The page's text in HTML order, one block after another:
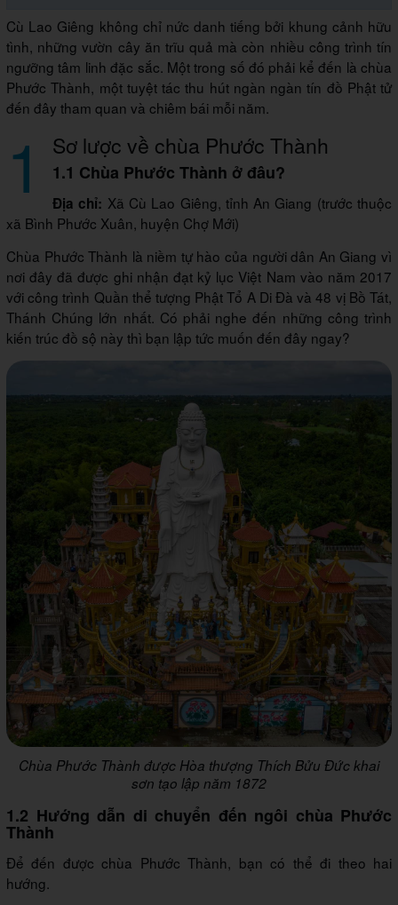
Cù Lao Giêng không chỉ nức danh tiếng bởi khung cảnh hữu
tình, những vườn cây ăn trĩu quả mà còn nhiều công trình tín
ngưỡng tâm linh đặc sắc. Một trong số đó phải kể đến là chùa
Phước Thành, một tuyệt tác thu hút ngàn ngàn tín đồ Phật tử
đến đây tham quan và chiêm bái mỗi năm.
1 Sơ lược về chùa Phước Thành
1.1 Chùa Phước Thành ở đâu?
Địa chỉ: Xã Cù Lao Giêng, tỉnh An Giang (trước thuộc
xã Bình Phước Xuân, huyện Chợ Mới)
Chùa Phước Thành là niềm tự hào của người dân An Giang vì
nơi đây đã được ghi nhận đạt kỷ lục Việt Nam vào năm 2017
với công trình Quần thể tượng Phật Tổ A Di Đà và 48 vị Bồ Tát,
Thánh Chúng lớn nhất. Có phải nghe đến những công trình
kiến trúc đồ sộ này thì bạn lập tức muốn đến đây ngay?
Chùa Phước Thành được Hòa thượng Thích Bửu Đức khai
sơn tạo lập năm 1872
1.2 Hướng dẫn di chuyển đến ngôi chùa Phước
Thành
Để đến được chùa Phước Thành, bạn có thể đi theo hai
hướng.